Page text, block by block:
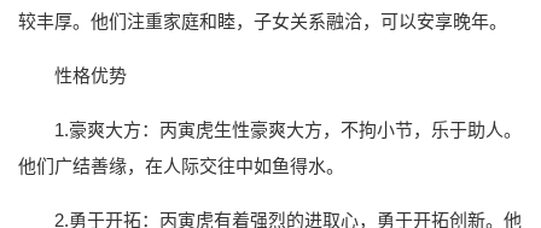
较丰厚。他们注重家庭和睦，子女关系融洽，可以安享晚年。
性格优势
1.豪爽大方：丙寅虎生性豪爽大方，不拘小节，乐于助人。
他们广结善缘，在人际交往中如鱼得水。
2.勇于开拓：丙寅虎有着强烈的进取心，勇于开拓创新。他